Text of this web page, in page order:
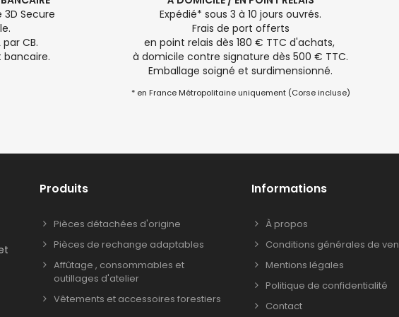
3D Secure
CB.
Expédié* sous 3 à 10 jours ouvrés.
Frais de port offerts
en point relais dès 180 € TTC d'achats,
à domicile contre signature dès 500 € TTC.
Emballage soigné et surdimensionné.
* en France Métropolitaine uniquement (Corse incluse)
Produits
Pièces détachées d'origine
Pièces de rechange adaptables
Affûtage , consommables et
outillages d'atelier
Vêtements et accessoires forestiers
Informations
À propos
Conditions générales de
Mentions légales
Politique de confidentialité
Contact